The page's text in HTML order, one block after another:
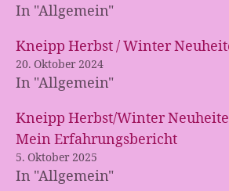
In "Allgemein"
Kneipp Herbst / Winter
20. Oktober 2024
In "Allgemein"
Kneipp Herbst/Winter
Mein Erfahrungsbericht
5. Oktober 2025
In "Allgemein"